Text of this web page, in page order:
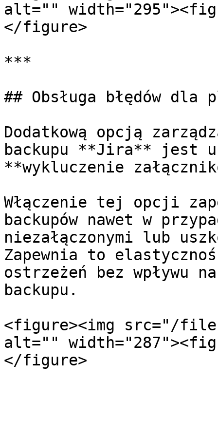
alt=""
</figure>
***
## Obsługa błędów
Dodatkową opcją
backupu **Jira** jest
**wykluczenie
Włączenie tej opcji
backupów nawet w
niezałączonymi lub
Zapewnia to
ostrzeżeń bez wpływu
backupu.
<figure><img src="/files/
alt=""